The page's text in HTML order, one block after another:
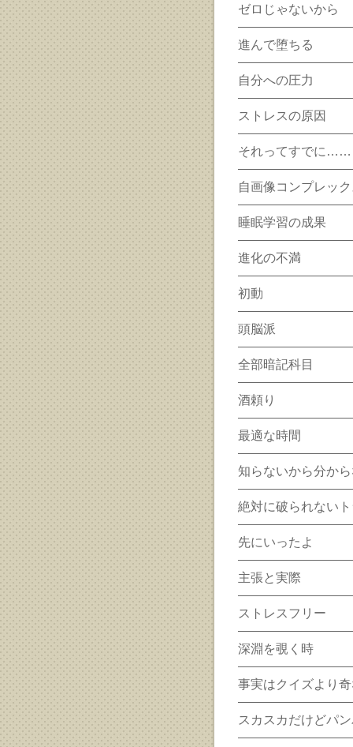
ゼロじゃないから
進んで堕ちる
自分への圧力
ストレスの原因
それってすでに……
自画像コンプレッ
睡眠学習の成果
進化の不満
初動
頭脳派
全部暗記科目
酒頼り
最適な時間
知らないから分か
絶対に破られない
先にいったよ
主張と実際
ストレスフリー
深淵を覗く時
事実はクイズより
スカスカだけどパ